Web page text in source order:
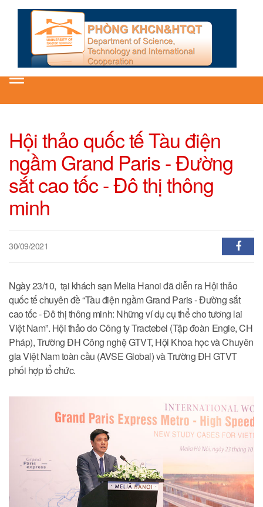
Toggle
Hội thảo quốc tế Tàu điện
ngầm Grand Paris - Đường
sắt cao tốc - Đô thị thông
minh
30/09/2021
Ngày 23/10, tại khách sạn Melia Hanoi đã diễn ra Hội thảo
quốc tế chuyên đề “Tàu điện ngầm Grand Paris - Đường sắt
cao tốc - Đô thị thông minh: Những ví dụ cụ thể cho tương lai
Việt Nam”. Hội thảo do Công ty Tractebel (Tập đoàn Engie, CH
Pháp), Trường ĐH Công nghệ GTVT, Hội Khoa học và Chuyên
gia Việt Nam toàn cầu (AVSE Global) và Trường ĐH GTVT
phối hợp tổ chức.